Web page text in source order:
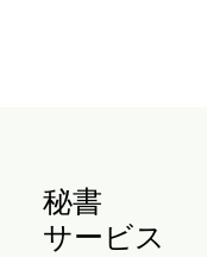
秘書
サービス